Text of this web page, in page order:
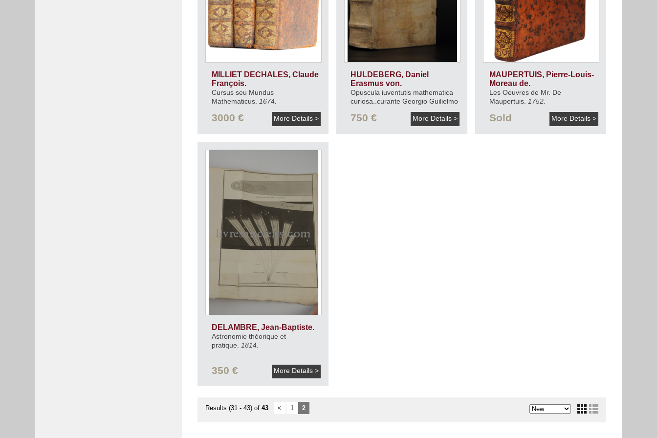
MILLIET DECHALES, Claude
François.
Cursus seu Mundus
Mathematicus. 1674.
3000 € More Details >
HULDEBERG, Daniel
Erasmus von.
Opuscula iuventutis mathematica
curiosa..curante Georgio Guilielmo
750 € More Details >
MAUPERTUIS, Pierre-Louis-
Moreau de.
Les Oeuvres de Mr. De
Maupertuis. 1752.
Sold More Details >
DELAMBRE, Jean-Baptiste.
Astronomie théorique et
pratique.
1814.
350 € More Details >
Results (31 - 43) of 43 < 1 2